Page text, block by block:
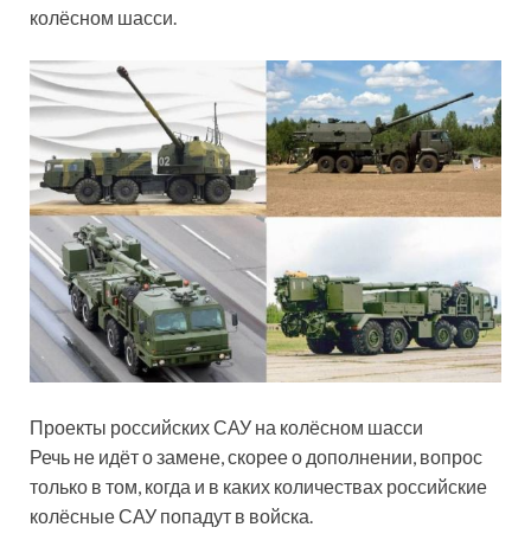
колёсном шасси.
Проекты российских САУ на колёсном шасси
Речь не идёт о замене, скорее о дополнении, вопрос
только в том, когда и в каких количествах российские
колёсные САУ попадут в войска.